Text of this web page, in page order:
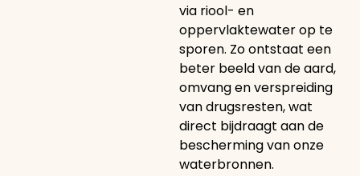
via riool- en
oppervlaktewater op te
sporen. Zo ontstaat een
beter beeld van de aard,
omvang en verspreiding
van drugsresten, wat
direct bijdraagt aan de
bescherming van onze
waterbronnen.